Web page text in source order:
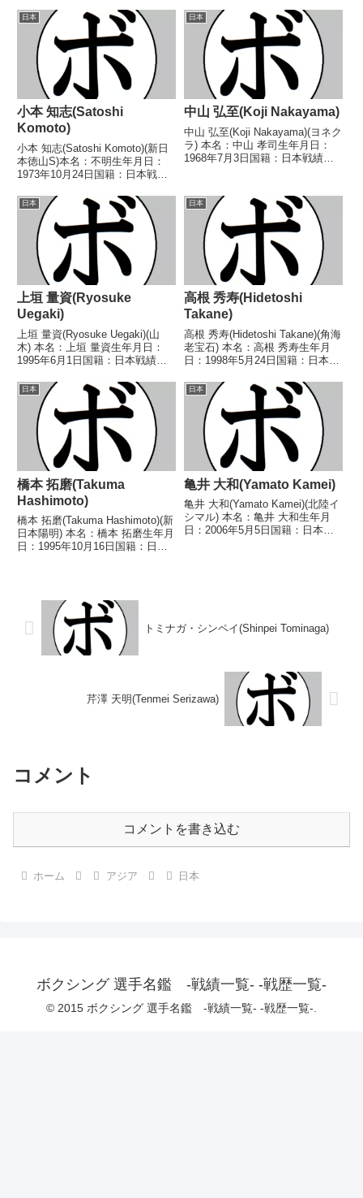
日本
小本 知志(Satoshi
Komoto)
小本 知志(Satoshi Komoto)(新日
本徳山S)本名：不明生年月日：
1973年10月24日国籍：日本戦
トル】1998年度全日本スーパー
バンタム級新人王【戦歴】
1995/03/05 ●1RKO ...
日本
中山 弘至(Koji Nakayama)
中山 弘至(Koji Nakayama)(ヨネク
ラ) 本名：中山 孝司生年月日：
1968年7月3日国籍：日本戦績：
ライト級優勝 【戦歴】
1990/09/11 ●1RK...
日本
上垣 量資(Ryosuke
Uegaki)
上垣 量資(Ryosuke Uegaki)(山
木) 本名：上垣 量資生年月日：
1995年6月1日国籍：日本戦績：7
なし 【戦歴】2024/09/17 ○4R
判定 3-0(40-36、40-36、40-3...
日本
高根 秀寿(Hidetoshi
Takane)
高根 秀寿(Hidetoshi Takane)(角海
老宝石) 本名：高根 秀寿生年月
日：1998年5月24日国籍：日本戦
イトル】なし 【戦歴】
2018/12/01 ○4RTKO 河西 大
輝(ワタナベ)...
日本
橋本 拓磨(Takuma
Hashimoto)
橋本 拓磨(Takuma Hashimoto)(新
日本陽明) 本名：橋本 拓磨生年月
日：1995年10月16日国籍：日本
部日本ミニマム級新...
日本
亀井 大和(Yamato Kamei)
亀井 大和(Yamato Kamei)(北陸イ
シマル) 本名：亀井 大和生年月
日：2006年5月5日国籍：日本戦
トミナガ・シンペイ(Shinpei Tominaga)
芹澤 天明(Tenmei Serizawa)
コメント
コメントを書き込む
ホーム アジア 日本
ボクシング 選手名鑑 -戦績一覧- -戦歴一覧-
© 2015 ボクシング 選手名鑑 -戦績一覧- -戦歴一覧-.